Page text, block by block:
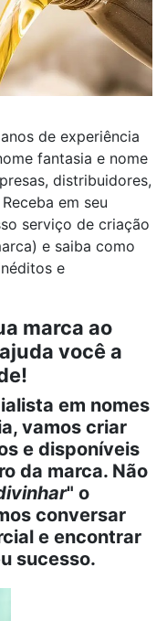
de experiência
fantasia e nome
distribuidores,
em seu
serviço de criação
e saiba como
e
marca ao
você a
em nomes
vamos criar
e disponíveis
da marca. Não
" o
conversar
e encontrar
sucesso.